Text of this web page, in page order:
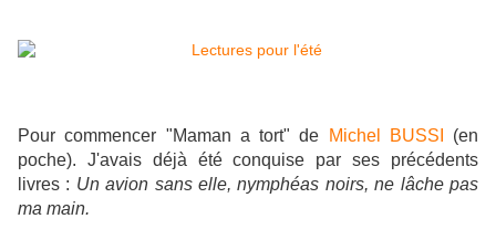
Pour commencer "Maman a tort" de Michel BUSSI (en
poche). J'avais déjà été conquise par ses précédents
livres : Un avion sans elle, nymphéas noirs, ne lâche pas
ma main.